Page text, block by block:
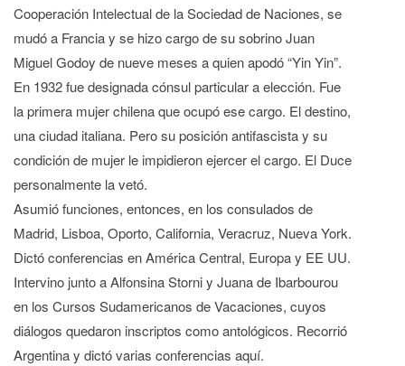
Cooperación Intelectual de la Sociedad de Naciones, se
mudó a Francia y se hizo cargo de su sobrino Juan
Miguel Godoy de nueve meses a quien apodó “Yin Yin”.
En 1932 fue designada cónsul particular a elección. Fue
la primera mujer chilena que ocupó ese cargo. El destino,
una ciudad italiana. Pero su posición antifascista y su
condición de mujer le impidieron ejercer el cargo. El Duce
personalmente la vetó.
Asumió funciones, entonces, en los consulados de
Madrid, Lisboa, Oporto, California, Veracruz, Nueva York.
Dictó conferencias en América Central, Europa y EE UU.
Intervino junto a Alfonsina Storni y Juana de Ibarbourou
en los Cursos Sudamericanos de Vacaciones, cuyos
diálogos quedaron inscriptos como antológicos. Recorrió
Argentina y dictó varias conferencias aquí.